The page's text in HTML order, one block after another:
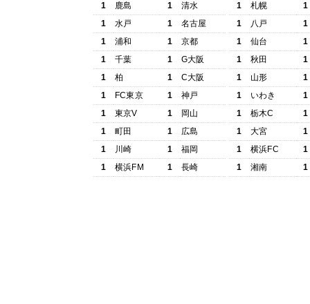
1 鹿島 1
清水
1
水戸 1
名古屋
1
浦和 1
京都
1
千葉 1
G大阪
1
柏 1
C大阪
1
FC東京 1
神戸
1
東京V 1
岡山
1
町田 1
広島
1
川崎 1
福岡
1
横浜FM 1 長崎
1 札幌
1
1
八戸
1
1
仙台
1
1
秋田
1
1
山形
1
1
いわき
1
1
栃木C
1
1
大宮
1
1
横浜FC
1
1
湘南 1